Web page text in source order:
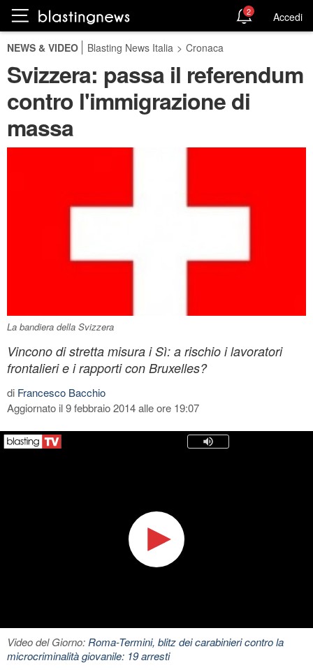
2 Accedi
NEWS & VIDEO Blasting News Italia > Cronaca
Svizzera: passa il referendum
contro l'immigrazione di
massa
La bandiera della Svizzera
Vincono di stretta misura i Sì: a rischio i lavoratori
frontalieri e i rapporti con Bruxelles?
di Francesco Bacchio
Aggiornato il 9 febbraio 2014 alle ore 19:07
Video del Giorno:Roma-Termini, blitz dei carabinieri contro la
microcriminalità giovanile: 19 arresti